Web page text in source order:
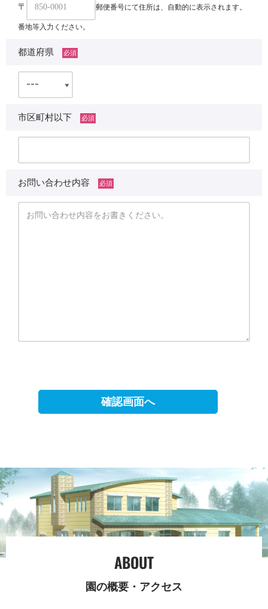
〒
郵便番号にて住所は、自動的に表示されます。
番地等入力ください。
都道府県 必須
市区町村以下 必須
お問い合わせ内容 必須
ABOUT
園の概要・アクセス